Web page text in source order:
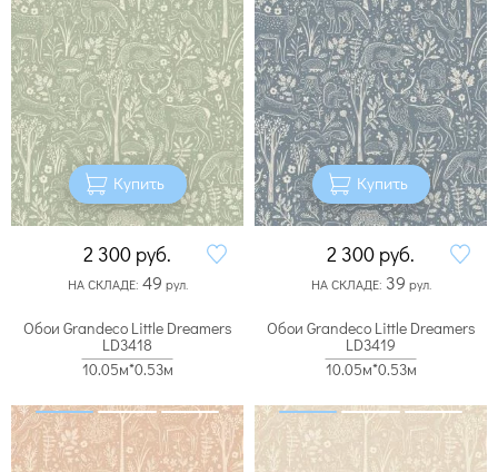
Купить
2 300 руб.
НА СКЛАДЕ: 49 рул.
Купить
2 300 руб.
НА СКЛАДЕ: 39 рул.
Обои Grandeco Little Dreamers
LD3418
10.05м*0.53м
Обои Grandeco Little Dreamers
LD3419
10.05м*0.53м